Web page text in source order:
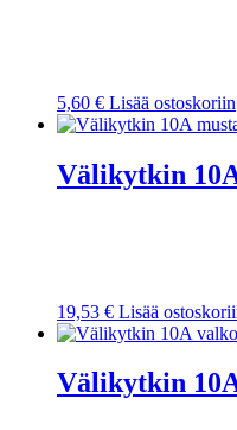
5,60 € Lisää ostoskoriin
Välikytkin
19,53 € Lisää
Välikytkin